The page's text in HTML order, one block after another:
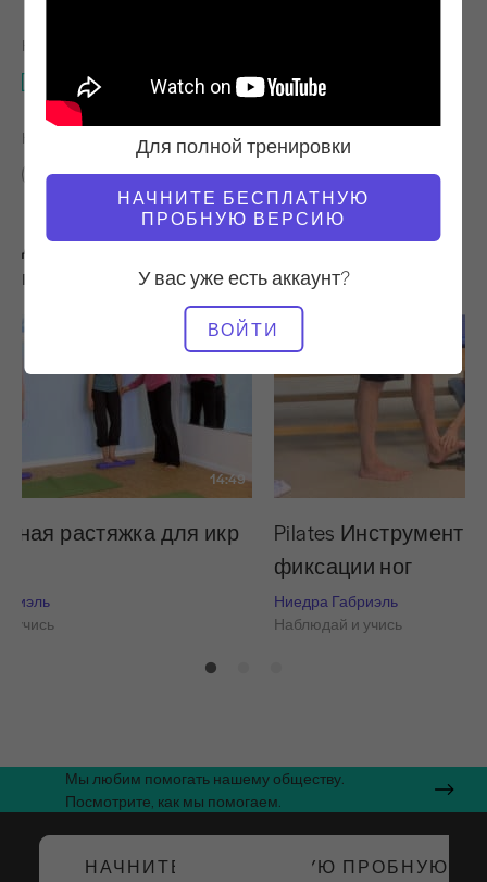
Для полной тренировки
НАЧНИТЕ БЕСПЛАТНУЮ
ПРОБНУЮ ВЕРСИЮ
У вас уже есть аккаунт?
ВОЙТИ
НЕОБХОДИМОЕ ОБОРУДОВАНИЕ
Cadillac
НАЙТИ ПОХОЖИЕ КЛАССЫ ДЛЯ
Расширенный
20 - 30 мин Cadillac
Другие тренировки, которые вам могут
понравиться
14:49
растяжка для икр
учись
Pilates Инструменты
фиксации ног
Ниедра Габриэль
Наблюдай и учись
Мы любим помогать нашему обществу.
Посмотрите, как мы помогаем.
НАЧНИТЕ БЕСПЛАТНУЮ ПРОБНУЮ